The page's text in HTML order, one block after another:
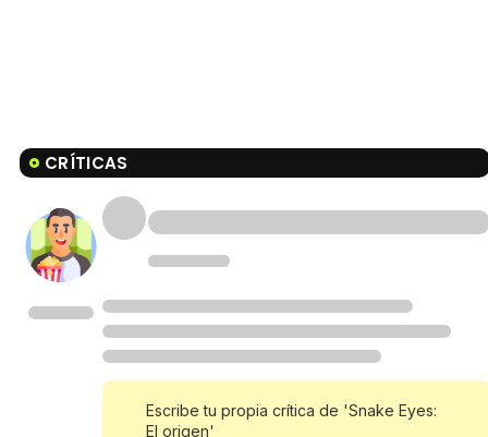
CRÍTICAS
Escribe tu propia crítica de 'Snake Eyes:
El origen'